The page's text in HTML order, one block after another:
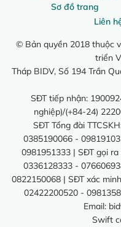
Sơ đồ trang
Liên
© Bản quyền 2018 thuộc
triển
Tháp BIDV, Số 194 Trần
SĐT tiếp nhận:
nghiệp)/(+84-24)
SĐT Tổng đài
0385190066 -
0981951333 | SĐT gọi
0336128333 -
0822150068 | SĐT xác
02422200520 -
Email:
Swift